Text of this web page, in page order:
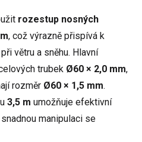
rozestup nosných
, což výrazně přispívá k
větru a sněhu. Hlavní
trubek Ø60 × 2,0 mm,
rozměr Ø60 × 1,5 mm.
3,5 m umožňuje efektivní
manipulaci se